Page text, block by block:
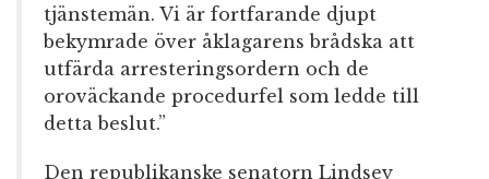
tjänstemän. Vi är fortfarande djupt
bekymrade över åklagarens brådska att
utfärda arresteringsordern och de
oroväckande procedurfel som ledde till
detta beslut.”
Den republikanske senatorn Lindsey